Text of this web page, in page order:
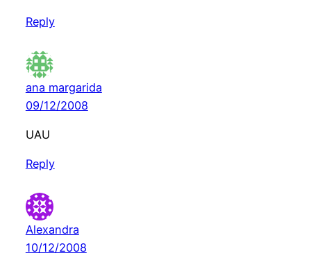
Reply
ana margarida
09/12/2008
UAU
Reply
Alexandra
10/12/2008